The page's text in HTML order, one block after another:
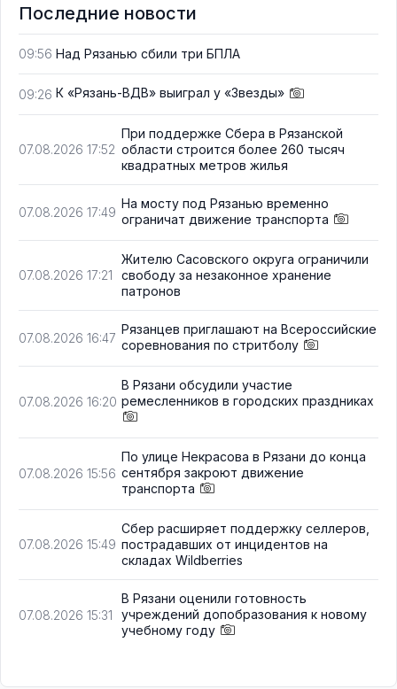
Последние новости
09:56 Над Рязанью сбили три БПЛА
09:26 К «Рязань-ВДВ» выиграл у «Звезды»
07.08.2026 17:52
При поддержке Сбера в Рязанской
области строится более 260 тысяч
квадратных метров жилья
07.08.2026 17:49
На мосту под Рязанью временно
ограничат движение транспорта
07.08.2026 17:21
Жителю Сасовского округа ограничили
свободу за незаконное хранение
патронов
07.08.2026 16:47
Рязанцев приглашают на Всероссийские
соревнования по стритболу
07.08.2026 16:20
В Рязани обсудили участие
ремесленников в городских праздниках
07.08.2026 15:56
По улице Некрасова в Рязани до конца
сентября закроют движение
транспорта
07.08.2026 15:49
Сбер расширяет поддержку селлеров,
пострадавших от инцидентов на
складах Wildberries
07.08.2026 15:31
В Рязани оценили готовность
учреждений допобразования к новому
учебному году